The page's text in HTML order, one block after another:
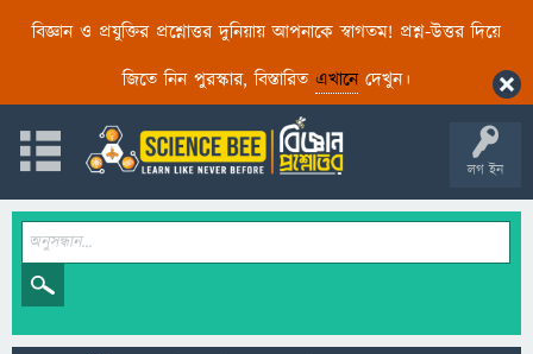
বিজ্ঞান ও প্রযুক্তির প্রশ্নোত্তর দুনিয়ায় আপনাকে স্বাগতম! প্রশ্ন-উত্তর দিয়ে
জিতে নিন পুরস্কার, বিস্তারিত এখানেদেখুন।
লগ ইন